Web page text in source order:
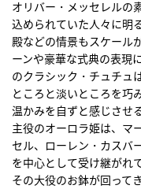
オリバー・メッセレルの
込められていた人々に明
殿などの情景もスケール
ーンや豪華な式典の表現
のクラシック・チュチュ
ところと淡いところを巧
温かみを自ずと感じさせる
主役のオーロラ姫は、マ
セル、ローレン・カスバ
を中心として受け継がれ
その大役のお鉢が回ってき